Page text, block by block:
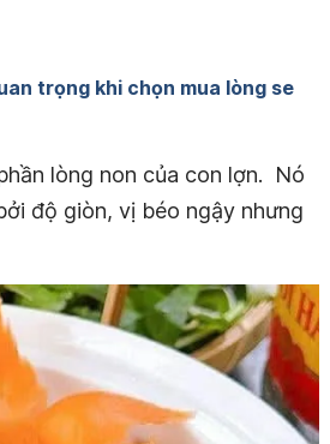
trọng khi chọn mua lòng se
lòng non của con lợn. Nó
độ giòn, vị béo ngậy nhưng